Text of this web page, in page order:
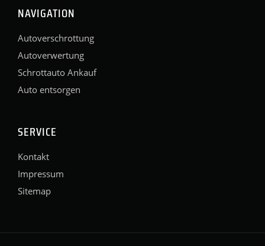
NAVIGATION
Autoverschrottung
Autoverwertung
Schrottauto Ankauf
Auto entsorgen
SERVICE
Kontakt
Impressum
Sitemap